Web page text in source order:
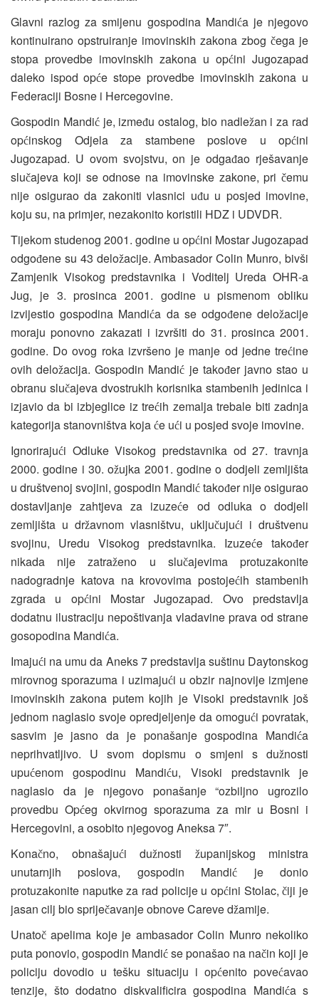
Glavni razlog za smijenu gospodina Mandića je njegovo
kontinuirano opstruiranje imovinskih zakona zbog čega je
stopa provedbe imovinskih zakona u općini Jugozapad
daleko ispod opće stope provedbe imovinskih zakona u
Federaciji Bosne i Hercegovine.
Gospodin Mandićje, između ostalog, bio nadležan i za rad
općinskog Odjela za stambene poslove u općini
Jugozapad. U ovom svojstvu, on je odgađao rješavanje
slučajeva koji se odnose na imovinske zakone, pri čemu
nije osigurao da zakoniti vlasnici uđu u posjed imovine,
koju su, na primjer, nezakonito koristili HDZ i UDVDR.
Tijekom studenog 2001. godine u općini Mostar Jugozapad
odgođene su 43 deložacije. Ambasador Colin Munro, bivši
Zamjenik Visokog predstavnika i Voditelj Ureda OHR-a
Jug, je 3. prosinca 2001. godine u pismenom obliku
izvijestio gospodina Mandića da se odgođene deložacije
moraju ponovno zakazati i izvršiti do 31. prosinca 2001.
godine. Do ovog roka izvršeno je manje od jedne trećine
ovih deložacija. Gospodin Mandić je također javno stao u
obranu slučajeva dvostrukih korisnika stambenih jedinica i
izjavio da bi izbjeglice iz trećih zemalja trebale biti zadnja
kategorija stanovništva koja će ući u posjed svoje imovine.
Ignorirajući Odluke Visokog predstavnika od 27. travnja
2000. godine i 30. ožujka 2001. godine o dodjeli zemljišta
u društvenoj svojini, gospodin Mandić također nije osigurao
dostavljanje zahtjeva za izuzeće od odluka o dodjeli
zemljišta u državnom vlasništvu, uključujući i društvenu
svojinu, Uredu Visokog predstavnika. Izuzeće također
nikada nije zatraženo u slučajevima protuzakonite
nadogradnje katova na krovovima postojećih stambenih
zgrada u općini Mostar Jugozapad. Ovo predstavlja
dodatnu ilustraciju nepoštivanja vladavine prava od strane
gosopodina Mandića.
Imajući na umu da Aneks 7 predstavlja suštinu Daytonskog
mirovnog sporazuma i uzimajući u obzir najnovije izmjene
imovinskih zakona putem kojih je Visoki predstavnik još
jednom naglasio svoje opredjeljenje da omogući povratak,
sasvim je jasno da je ponašanje gospodina Mandića
neprihvatljivo. U svom dopismu o smjeni s dužnosti
upućenom gospodinu Mandiću, Visoki predstavnik je
naglasio da je njegovo ponašanje “ozbiljno ugrozilo
provedbu Općeg okvirnog sporazuma za mir u Bosni i
Hercegovini, a osobito njegovog Aneksa 7″.
Konačno, obnašajući dužnosti županijskog ministra
unutarnjih poslova, gospodin Mandić
je donio
protuzakonite naputke za rad policije u općini Stolac,čiji je
jasan cilj bio spriječavanje obnove Careve džamije.
Unatoč apelima koje je ambasador Colin Munro nekoliko
puta ponovio, gospodin Mandić se ponašao na način koji je
policiju dovodio u tešku situaciju i općenito povećavao
tenzije, što dodatno diskvalificira gospodina Mandića s